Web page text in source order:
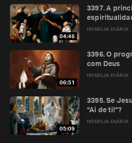
04:46
HOMILIA DIÁRIA
3397. A
06:51
HOMILIA DIÁRIA
3396. O
com Deus
05:09
HOMILIA DIÁRIA
3395. Se
“Ai de ti!”?